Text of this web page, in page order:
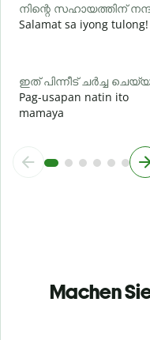
നിന്റെ സഹായത്തിന്
Salamat sa iyong tulong!
ഇത് പിന്നീട് ചർച്ച
Pag-usapan natin ito
mamaya
Machen